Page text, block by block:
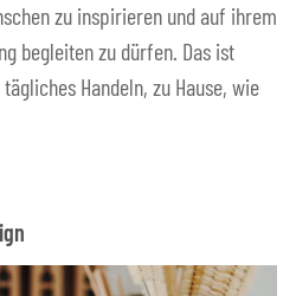
zu inspirieren und auf ihrem
begleiten zu dürfen. Das ist
Handeln, zu Hause, wie